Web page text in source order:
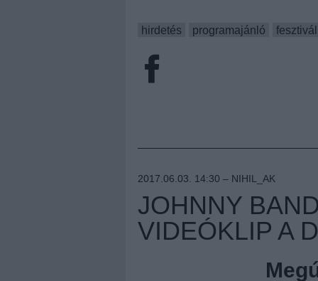
hirdetés
programajánló fesztivál
2017.06.03. 14:30 – NIHIL_AK
JOHNNY
VIDEÓKLIP A